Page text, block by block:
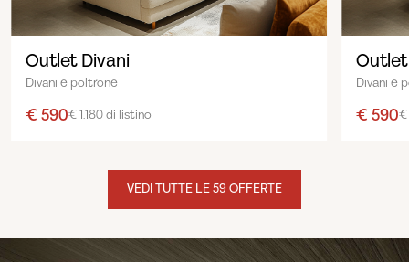
Outlet Divani
Divani e poltrone
€ 590€ 1.180 di listino
Divani e
€ 590€
VEDI TUTTE LE 59 OFFERTE